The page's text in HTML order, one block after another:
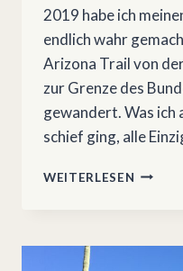
2019 habe ich
endlich wahr
Arizona Trail von
zur Grenze des
gewandert. Was ich
schief ging, alle
WEITERLESEN HOW
800